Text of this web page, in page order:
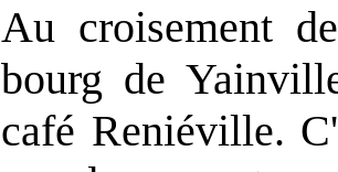
Au croisement
bourg de
café Reniéville.